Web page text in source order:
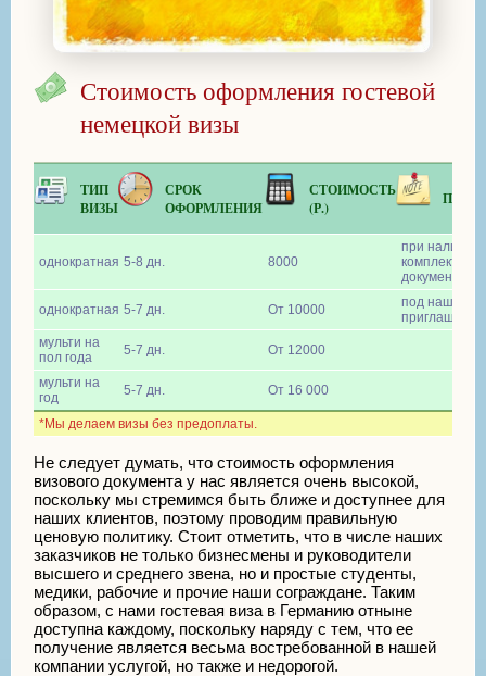
Стоимость оформления гостевой
немецкой визы
ТИП
ВИЗЫ
СРОК
ОФОРМЛЕНИЯ
СТОИМОСТЬ
(Р.)
*Мы делаем визы без предоплаты.
однократная 5-8 дн. 8000
при наличии
комплекта
документов
однократная 5-7 дн. От 10000
под наше
приглашение
мульти на
пол года
5-7 дн. От 12000
мульти на
год
5-7 дн. От 16 000
Не следует думать, что стоимость оформления
визового документа у нас является очень высокой,
поскольку мы стремимся быть ближе и доступнее для
наших клиентов, поэтому проводим правильную
ценовую политику. Стоит отметить, что в числе наших
заказчиков не только бизнесмены и руководители
высшего и среднего звена, но и простые студенты,
медики, рабочие и прочие наши сограждане. Таким
образом, с нами гостевая виза в Германию отныне
доступна каждому, поскольку наряду с тем, что ее
получение является весьма востребованной в нашей
компании услугой, но также и недорогой.